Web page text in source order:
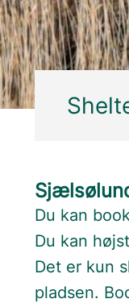
Du kan
Du kan
Det er kun
pladsen.